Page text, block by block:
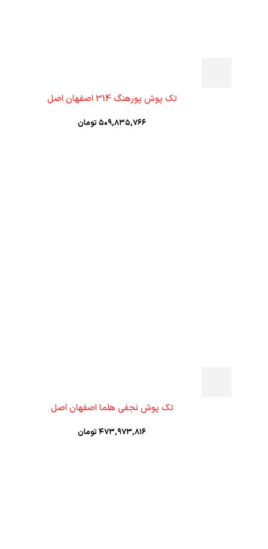
تک پوش پورهنگ 314 اصفهان اصل
۵۰۹,۸۳۵,۷۶۶تومان
تک پوش نجفی هلما اصفهان اصل
۴۷۳,۹۷۳,۸۱۶تومان